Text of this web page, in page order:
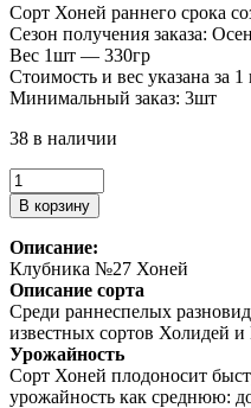
Сорт Хоней раннего срока
Сезон получения заказа:
Вес 1шт — 330гр
Стоимость и вес указана за
Минимальный заказ: 3шт
38 в наличии
Количество
товара
Клубника
№27
В корзину
Описание:
Клубника №27 Хоней
Описание сорта
Среди раннеспелых
известных сортов Холидей
Урожайность
Сорт Хоней плодоносит
урожайность как среднюю: